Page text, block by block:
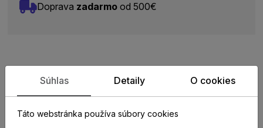
Doprava zadarmo od 500€
Zistite viac o vlastnostiach
produktu
Súhlas Detaily O cookies
Táto webstránka používa súbory cookies